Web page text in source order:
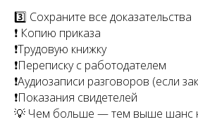
3️⃣ Сохраните все доказательства
❗ Копию приказа
❗Трудовую книжку
❗Переписку с работодателем
❗Аудиозаписи разговоров (если
❗Показания свидетелей
💡 Чем больше — тем выше шанс